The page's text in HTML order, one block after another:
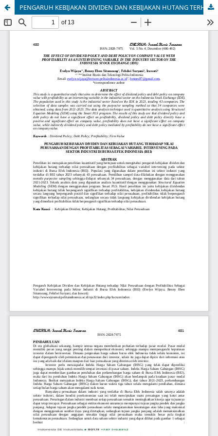
PENGARUH KEBIJAKAN DIVIDEN DAN KEBIJAKAN HUTANG TERHADAP NILAI PERUSAHAAN DENGAN PROFITABILITAS SEBAGAI VARIABEL INTERVENING PADA SEKTOR INDUSTRI DI BURSA EFEK INDONESIA (BEI)